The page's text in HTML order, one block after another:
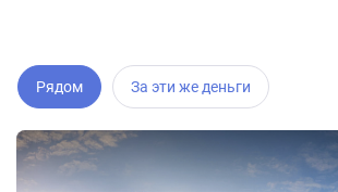
Рядом За эти же деньги